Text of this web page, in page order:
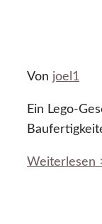
Von joel1
Ein Lego-
Weiterlesen